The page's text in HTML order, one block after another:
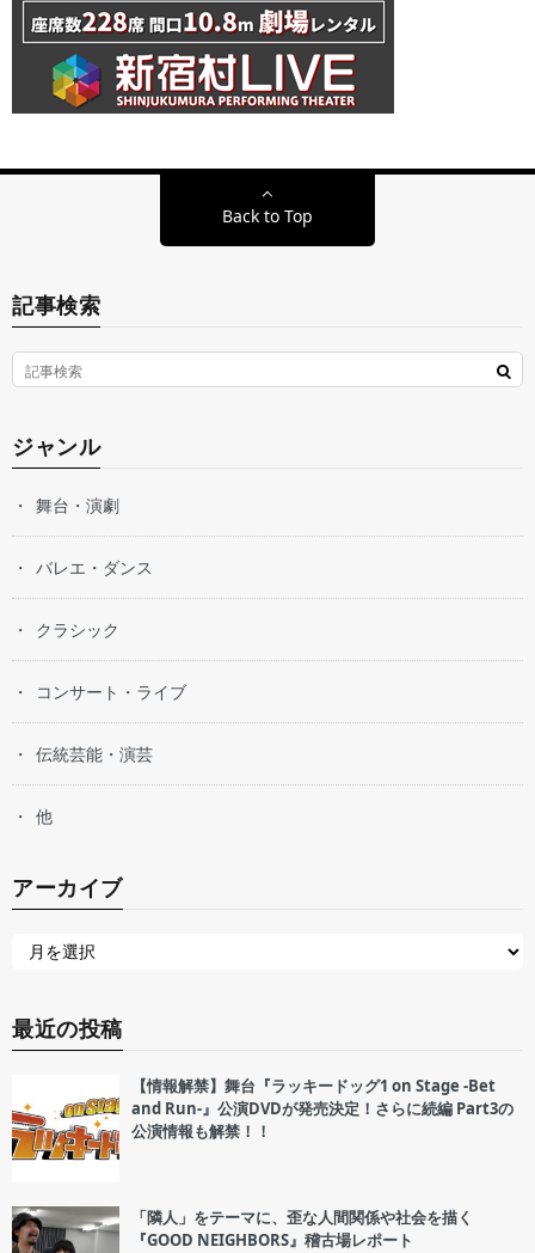
Back to Top
記事検索
ジャンル
舞台・演劇
バレエ・ダンス
クラシック
コンサート・ライブ
伝統芸能・演芸
他
アーカイブ
最近の投稿
【情報解禁】舞台『ラッキードッグ1 on Stage -Bet
and Run-』公演DVDが発売決定！さらに続編 Part3の
公演情報も解禁！！
「隣人」をテーマに、歪な人間関係や社会を描く
『GOOD NEIGHBORS』稽古場レポート